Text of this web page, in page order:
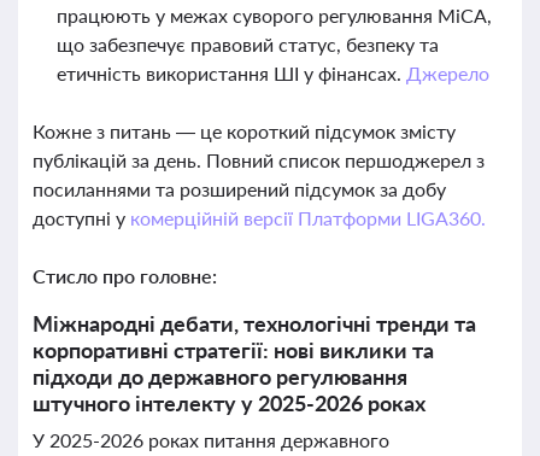
працюють у межах суворого регулювання MiCA,
що забезпечує правовий статус, безпеку та
етичність використання ШІ у фінансах. Джерело
Кожне з питань — це короткий підсумок змісту
публікацій за день. Повний список першоджерел з
посиланнями та розширений підсумок за добу
доступні у комерційній версії Платформи LIGA360.
Стисло про головне:
Міжнародні дебати, технологічні тренди та
корпоративні стратегії: нові виклики та
підходи до державного регулювання
штучного інтелекту у 2025-2026 роках
У 2025-2026 роках питання державного